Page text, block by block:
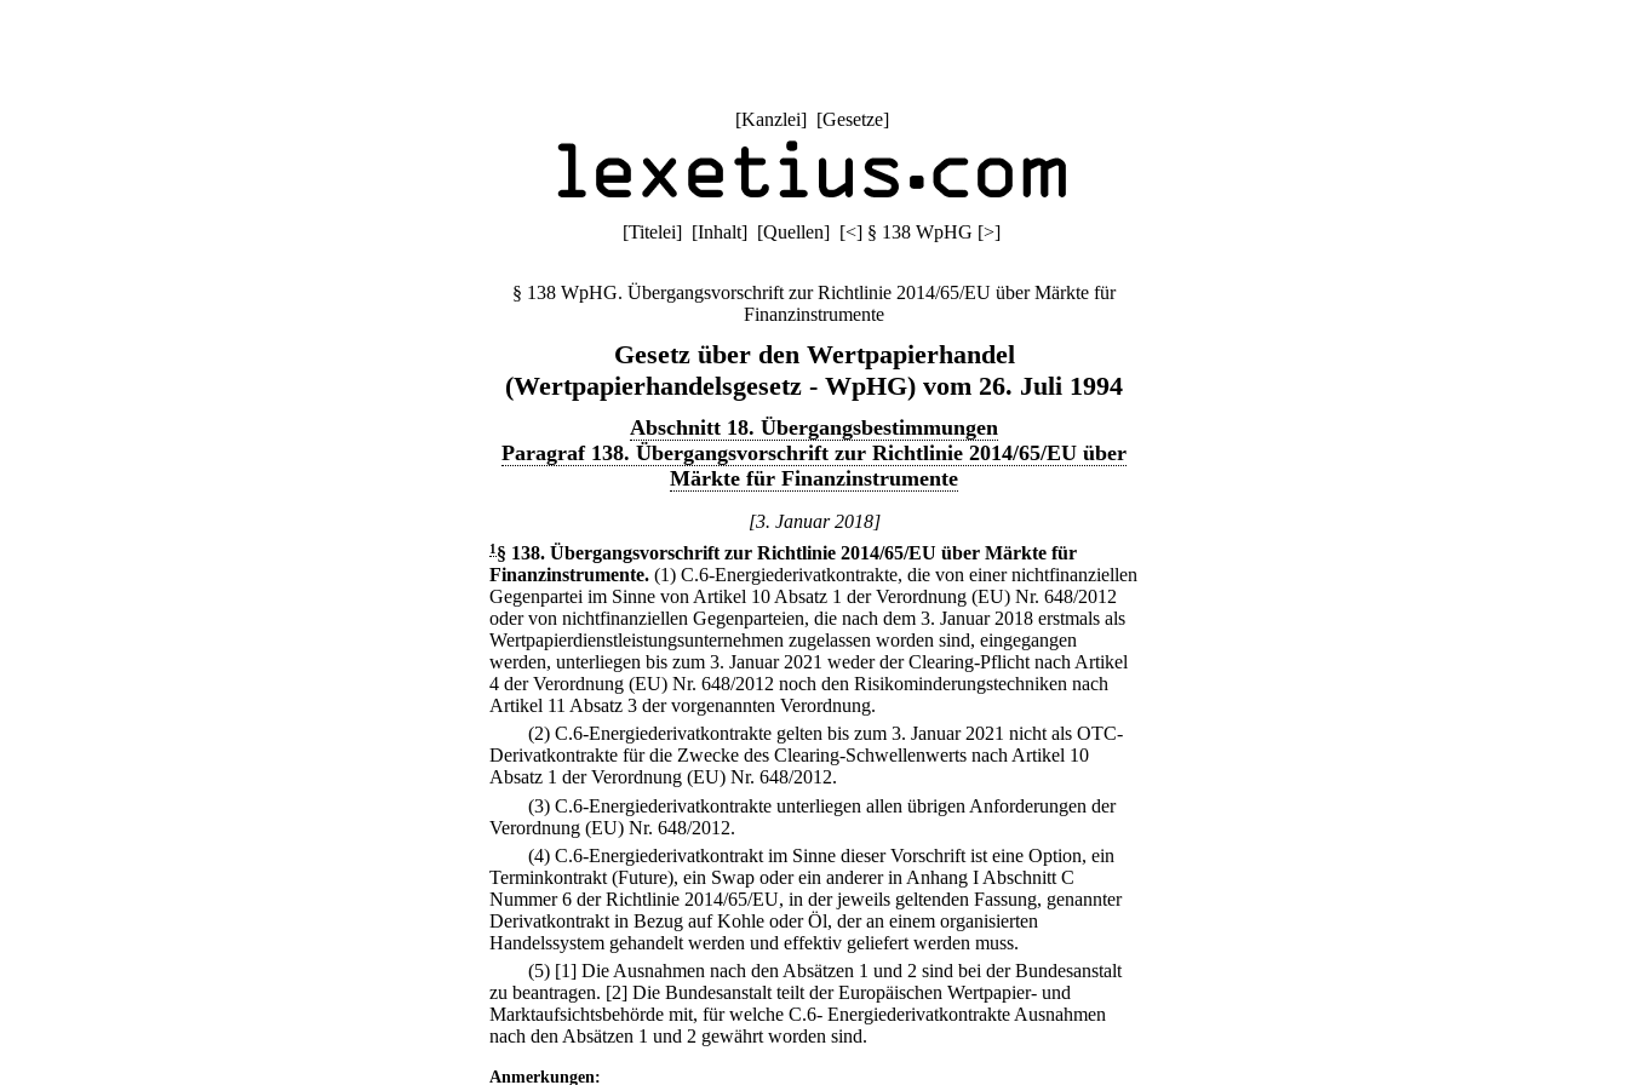
[Kanzlei] [Gesetze]
[Titelei] [Inhalt] [Quellen] [<] § 138 WpHG [>]
§ 138 WpHG. Übergangsvorschrift zur Richtlinie 2014/65/EU über Märkte für
Finanzinstrumente
Gesetz über den Wertpapierhandel
(Wertpapierhandelsgesetz - WpHG) vom 26. Juli 1994
Abschnitt 18. Übergangsbestimmungen
Paragraf 138. Übergangsvorschrift zur Richtlinie 2014/65/EU über
Märkte für Finanzinstrumente
[3. Januar 2018]
1 § 138. Übergangsvorschrift zur Richtlinie 2014/65/EU über Märkte für
Finanzinstrumente. (1) C.6-Energiederivatkontrakte, die von einer nichtfinanziellen
Gegenpartei im Sinne von Artikel 10 Absatz 1 der Verordnung (EU) Nr. 648/2012
oder von nichtfinanziellen Gegenparteien, die nach dem 3. Januar 2018 erstmals als
Wertpapierdienstleistungsunternehmen zugelassen worden sind, eingegangen
werden, unterliegen bis zum 3. Januar 2021 weder der Clearing-Pflicht nach Artikel
4 der Verordnung (EU) Nr. 648/2012 noch den Risikominderungstechniken nach
Artikel 11 Absatz 3 der vorgenannten Verordnung.
(2) C.6-Energiederivatkontrakte gelten bis zum 3. Januar 2021 nicht als OTC-
Derivatkontrakte für die Zwecke des Clearing-Schwellenwerts nach Artikel 10
Absatz 1 der Verordnung (EU) Nr. 648/2012.
(3) C.6-Energiederivatkontrakte unterliegen allen übrigen Anforderungen der
Verordnung (EU) Nr. 648/2012.
(4) C.6-Energiederivatkontrakt im Sinne dieser Vorschrift ist eine Option, ein
Terminkontrakt (Future), ein Swap oder ein anderer in Anhang I Abschnitt C
Nummer 6 der Richtlinie 2014/65/EU, in der jeweils geltenden Fassung, genannter
Derivatkontrakt in Bezug auf Kohle oder Öl, der an einem organisierten
Handelssystem gehandelt werden und effektiv geliefert werden muss.
(5) [1] Die Ausnahmen nach den Absätzen 1 und 2 sind bei der Bundesanstalt
zu beantragen. [2] Die Bundesanstalt teilt der Europäischen Wertpapier- und
Marktaufsichtsbehörde mit, für welche C.6- Energiederivatkontrakte Ausnahmen
nach den Absätzen 1 und 2 gewährt worden sind.
Anmerkungen: